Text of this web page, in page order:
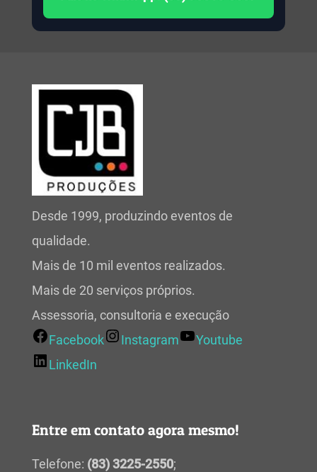
Desde 1999, produzindo eventos de
qualidade.
Mais de 10 mil eventos realizados.
Mais de 20 serviços próprios.
Assessoria, consultoria e execução
Facebook
Instagram
Youtube
LinkedIn
Entre em contato agora mesmo!
Telefone: (83) 3225-2550;